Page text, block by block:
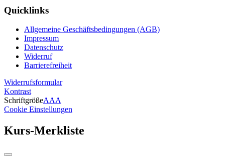
Quicklinks
Allgemeine Geschäftsbedingungen (AGB)
Impressum
Datenschutz
Widerruf
Barrierefreiheit
Widerrufsformular
Kontrast
SchriftgrößeAAA
Cookie Einstellungen
Kurs-Merkliste